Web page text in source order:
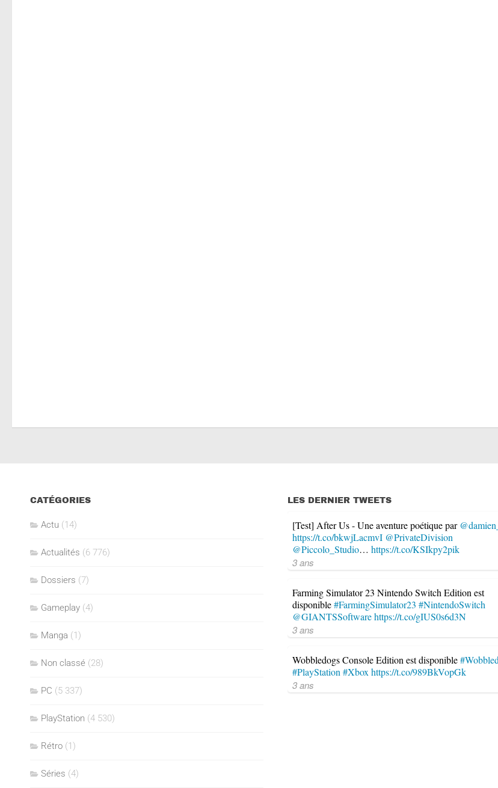
CATÉGORIES
Actu (14)
Actualités (6 776)
Dossiers (7)
Gameplay (4)
Manga (1)
Non classé (28)
PC (5 337)
PlayStation (4 530)
Rétro (1)
Séries (4)
LES DERNIER TWEETS
[Test] After Us - Une aventure poétique par
https://t.co/bkwjLacmvI @PrivateDivision
@Piccolo_Studio… https://t.co/KSIkpy2pik
3 ans
Farming Simulator 23 Nintendo Switch Edition est
disponible#FarmingSimulator23 #NintendoSwitch
@GIANTSSoftwarehttps://t.co/gIUS0s6d3N
3 ans
Wobbledogs Console Edition est disponible
#PlayStation #Xbox https://t.co/989BkVopGk
3 ans